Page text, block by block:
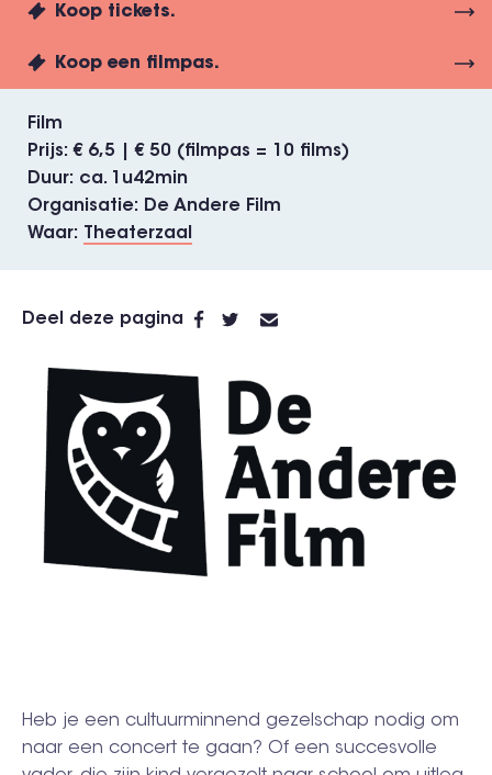
Koop tickets.
Koop een filmpas.
Film
Prijs
€ 6,5 | € 50 (filmpas = 10 films)
Duur
ca. 1u42min
Organisatie
De Andere Film
Waar
Theaterzaal
Deel deze pagina
Heb je een cultuurminnend gezelschap nodig om
naar een concert te gaan? Of een succesvolle